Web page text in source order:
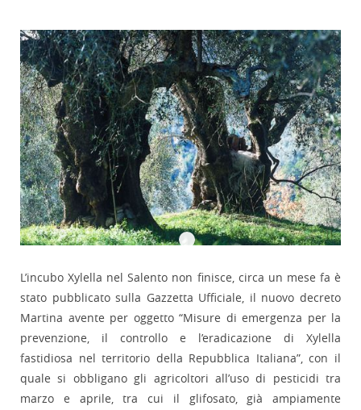
L’incubo Xylella nel Salento non finisce, circa un mese fa è
stato pubblicato sulla Gazzetta Ufficiale, il nuovo decreto
Martina avente per oggetto “Misure di emergenza per la
prevenzione, il controllo e l’eradicazione di Xylella
fastidiosa nel territorio della Repubblica Italiana”, con il
quale si obbligano gli agricoltori all’uso di pesticidi tra
marzo e aprile, tra cui il glifosato, già ampiamente